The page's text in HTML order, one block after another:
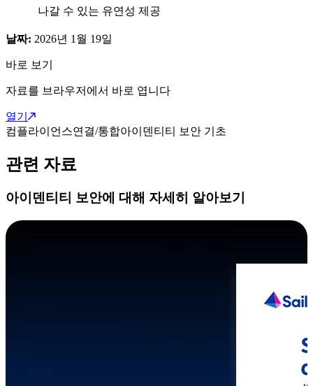
나갈 수 있는 유연성 제공
날짜: 2026년 1월 19일
바로 보기
자료를 브라우저에서 바로 엽니다
열기
컴플라이언스연결/통합아이덴티티 보안 기초
관련 자료
아이덴티티 보안에 대해 자세히 알아보기